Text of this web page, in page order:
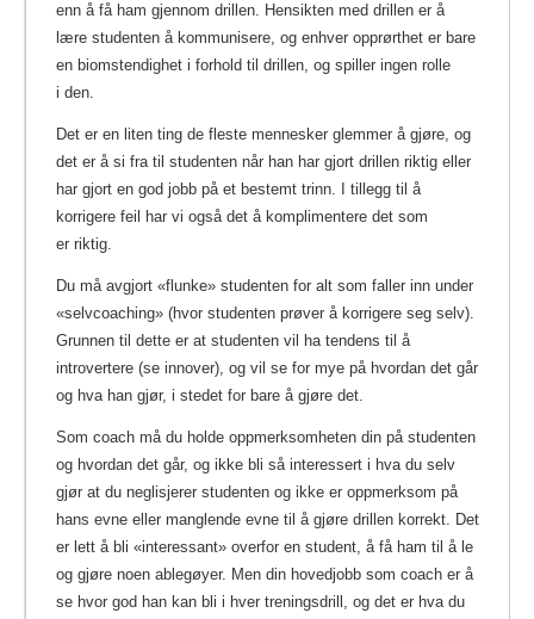
enn å få ham gjennom drillen. Hensikten med drillen er å
lære studenten å kommunisere, og enhver opprørthet er bare
en biomstendighet i forhold til drillen, og spiller ingen rolle
i den.
Det er en liten ting de fleste mennesker glemmer å gjøre, og
det er å si fra til studenten når han har gjort drillen riktig eller
har gjort en god jobb på et bestemt trinn. I tillegg til å
korrigere feil har vi også det å komplimentere det som
er riktig.
Du må avgjort «flunke» studenten for alt som faller inn under
«selvcoaching» (hvor studenten prøver å korrigere seg selv).
Grunnen til dette er at studenten vil ha tendens til å
introvertere (se innover), og vil se for mye på hvordan det går
og hva han gjør, i stedet for bare å gjøre det.
Som coach må du holde oppmerksomheten din på studenten
og hvordan det går, og ikke bli så interessert i hva du selv
gjør at du neglisjerer studenten og ikke er oppmerksom på
hans evne eller manglende evne til å gjøre drillen korrekt. Det
er lett å bli «interessant» overfor en student, å få ham til å le
og gjøre noen ablegøyer. Men din hovedjobb som coach er å
se hvor god han kan bli i hver treningsdrill, og det er hva du